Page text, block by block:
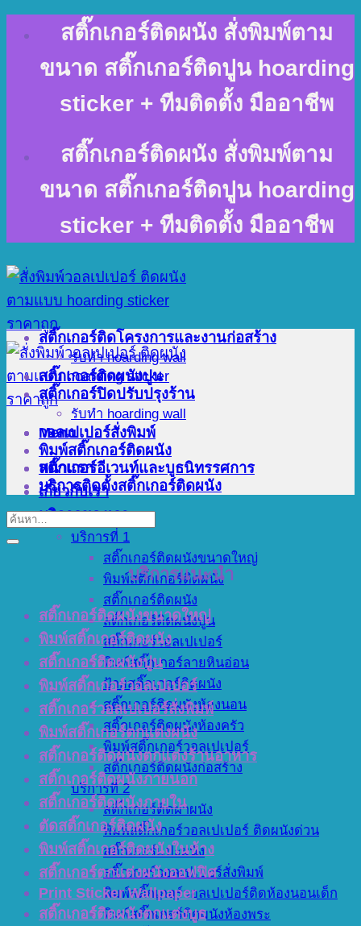
content
สติ๊กเกอร์ติดผนัง สั่งพิมพ์ตาม
ขนาด สติ๊กเกอร์ติดปูน hoarding
sticker + ทีมติดตั้ง มืออาชีพ
สติ๊กเกอร์ติดผนัง สั่งพิมพ์ตาม
ขนาด สติ๊กเกอร์ติดปูน hoarding
sticker + ทีมติดตั้ง มืออาชีพ
Menu
หน้าแรก
เกี่ยวกับเรา
บริการของเรา
บริการที่ 1
สติ๊กเกอร์ติดผนังขนาดใหญ่
พิมพ์สติ๊กเกอร์ติดผนัง
สติ๊กเกอร์ติดผนัง
สติ๊กเกอร์ติดผนังปูน
สติ๊กเกอร์วอลเปเปอร์
พิมพ์สติ๊กเกอร์ลายหินอ่อน
ป้ายสติ๊กเกอร์ติดผนัง
สติ๊กเกอร์ติดผนังห้องนอน
สติ๊กเกอร์ติดผนังห้องครัว
พิมพ์สติ๊กเกอร์วอลเปเปอร์
สติ๊กเกอร์ติดผนังก่อสร้าง
บริการที่ 2
สติ๊กเกอร์ติดฝาผนัง
พิมพ์สติ๊กเกอร์วอลเปเปอร์ ติดผนังด่วน
สติ๊กเกอร์แปะผนัง
สติ๊กเกอร์วอลเปเปอร์สั่งพิมพ์
พิมพ์สติ๊กเกอร์วอลเปเปอร์ติดห้องนอนเด็ก
พิมพ์สติ๊กเกอร์ติดผนังห้องพระ
สติ๊กเกอร์ติดโครงการและงานก่อสร้าง
รับทำ hoarding wall
สติ๊กเกอร์ติดผนังปูน
สติ๊กเกอร์ปิดปรับปรุงร้าน
รับทำ hoarding wall
วอลเปเปอร์สั่งพิมพ์
พิมพ์สติ๊กเกอร์ติดผนัง
สติ๊กเกอร์อีเวนท์และบูธนิทรรศการ
บริการติดตั้งสติ๊กเกอร์ติดผนัง
บริการแนะนำ
สติ๊กเกอร์ติดผนังขนาดใหญ่
พิมพ์สติ๊กเกอร์ติดผนัง
สติ๊กเกอร์ติดผนังปูน
พิมพ์สติ๊กเกอร์วอลเปเปอร์
สติ๊กเกอร์วอลเปเปอร์สั่งพิมพ์
พิมพ์สติ๊กเกอร์ตกแต่งผนัง
สติ๊กเกอร์ติดผนังตกแต่งร้านอาหาร
สติ๊กเกอร์ติดผนังภายนอก
สติ๊กเกอร์ติดผนังภายใน
ตัดสติ๊กเกอร์ติดผนัง
พิมพ์สติ๊กเกอร์ติดผนังในห้าง
สติ๊กเกอร์ตกแต่งผนังออฟฟิศ
Print Sticker Wallpaper
สติ๊กเกอร์ติดผนังตกแต่งบูธ